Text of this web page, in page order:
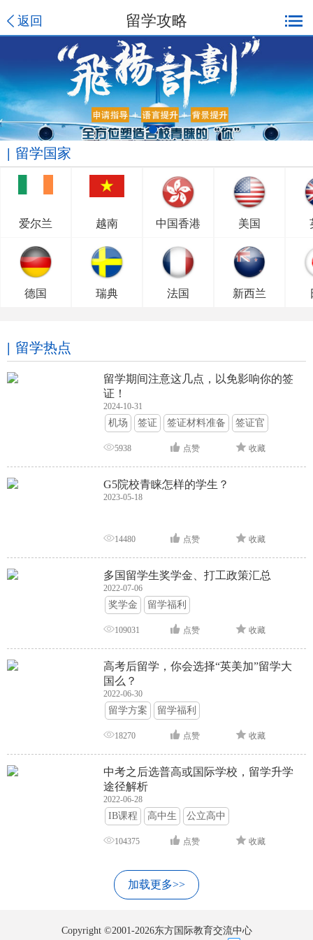
返回 留学攻略
留学国家
爱尔兰 越南 中国香港 美国
德国 瑞典 法国 新西兰
留学热点
留学期间注意这几点，以免影响你的签
证！
2024-10-31
机场 签证 签证材料准备 签证官
签证面试 签证申请攻略
5938 点赞 收藏
G5院校青睐怎样的学生？
2023-05-18
14480 点赞 收藏
多国留学生奖学金、打工政策汇总
2022-07-06
奖学金 留学福利
109031 点赞 收藏
高考后留学，你会选择“英美加”留学大
国么？
2022-06-30
留学方案 留学福利
18270 点赞 收藏
中考之后选普高或国际学校，留学升学
途径解析
2022-06-28
IB课程 高中生 公立高中
104375 点赞 收藏
加载更多>>
Copyright ©2001-2026东方国际教育交流中心